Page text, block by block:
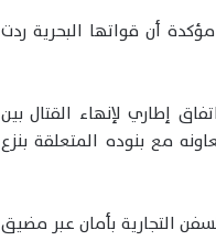
أن قواتها البحرية ردت
إطاري لإنهاء القتال بين
مع بنوده المتعلقة بنزع
التجارية بأمان عبر مضيق